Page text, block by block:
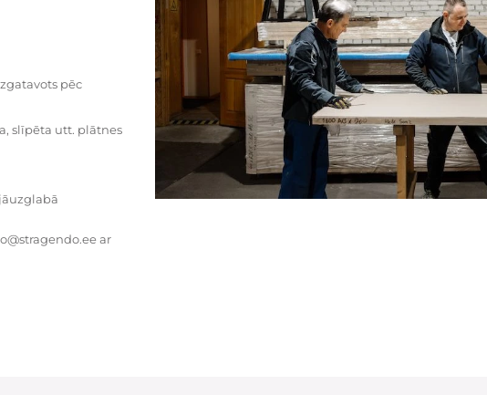
pēc
slīpēta utt. plātnes
ar